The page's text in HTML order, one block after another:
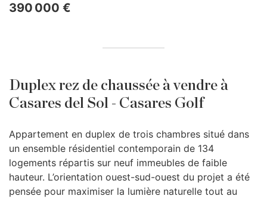
390 000 €
Duplex rez de chaussée à vendre à
Casares del Sol - Casares Golf
Appartement en duplex de trois chambres situé dans
un ensemble résidentiel contemporain de 134
logements répartis sur neuf immeubles de faible
hauteur. L’orientation ouest-sud-ouest du projet a été
pensée pour maximiser la lumière naturelle tout au